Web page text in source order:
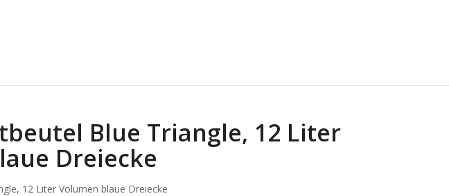
Blue Triangle, 12 Liter
Dreiecke
12 Liter Volumen blaue Dreiecke